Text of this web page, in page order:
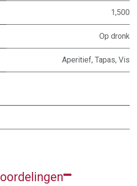
1,500
Op dronk
Aperitief, Tapas, Vis